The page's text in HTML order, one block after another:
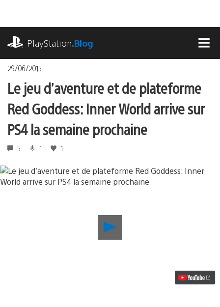
contenu
PlayStation.Blog
29/06/2015
Le jeu d’aventure et de plateforme
Red Goddess: Inner World arrive sur
PS4 la semaine prochaine
5 1 1
vidéo